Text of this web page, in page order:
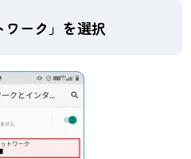
ワーク」を選択